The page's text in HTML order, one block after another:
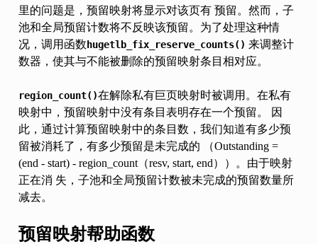
里的问题是，预留映射将显示对该页有 预留。然而，子
池和全局预留计数将不反映该预留。为了处理这种情
况，调用函数 hugetlb_fix_reserve_counts() 来调整计
数器，使其与不能被删除的预留映射条目相对应。
region_count()在解除私有巨页映射时被调用。在私有
映射中，预留映射中没有条目表明存在一个预留。 因
此，通过计算预留映射中的条目数，我们知道有多少预
留被消耗了，有多少预留是未完成的 （Outstanding =
(end - start) - region_count（resv, start, end））。由于映射
正在消 失，子池和全局预留计数被未完成的预留数量所
减去。
预留映射帮助函数